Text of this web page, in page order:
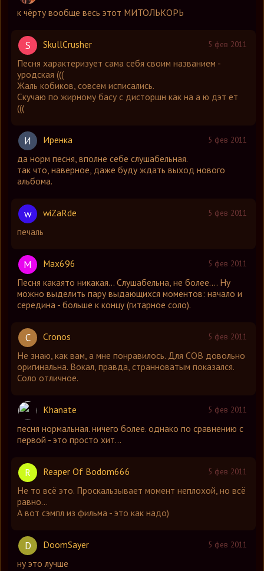
к чёрту вообще весь этот МИТОЛЬКОРЬ
5 фев 2011
S
SkullCrusher
Песня характеризует сама себя своим названием -
уродская (((
Жаль кобиков, совсем исписались.
Скучаю по жирному басу с дисторшн как на а ю дэт ет
(((
5 фев 2011
И
Иренка
да норм песня, вполне себе слушабельная.
так что, наверное, даже буду ждать выход нового
альбома.
5 фев 2011
w
wiZaRde
печаль
5 фев 2011
M
Max696
Песня какаято никакая... Слушабельна, не более.... Ну
можно выделить пару выдающихся моментов: начало и
середина - больше к концу (гитарное соло).
5 фев 2011
C
Cronos
Не знаю, как вам, а мне понравилось. Для COB довольно
оригинальна. Вокал, правда, странноватым показался.
Соло отличное.
5 фев 2011
Khanate
песня нормальная. ничего более. однако по сравнению с
первой - это просто хит...
5 фев 2011
R
Reaper Of Bodom666
Не то всё это. Проскальзывает момент неплохой, но всё
равно...
А вот сэмпл из фильма - это как надо)
5 фев 2011
D
DoomSayer
ну это лучше